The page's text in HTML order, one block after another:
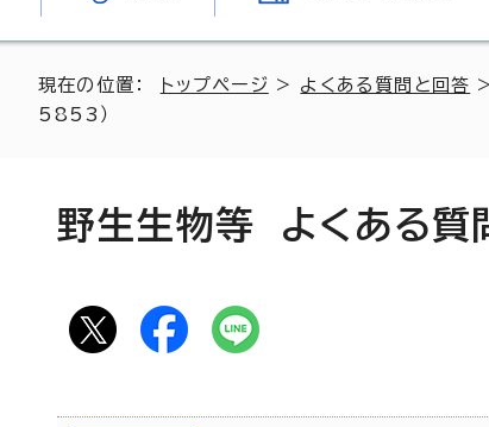
現在の位置： トップページ > よくある質問と回答
5853）
野生生物等 よくある質